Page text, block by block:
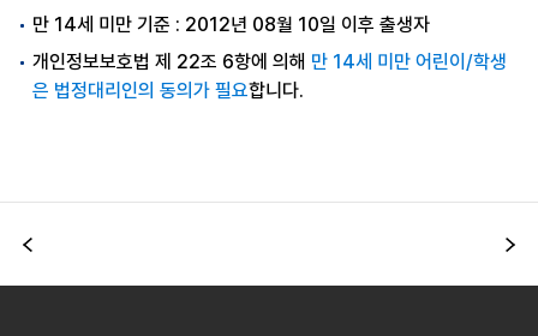
만 14세 미만 기준 : 2012년 08월 10일 이후 출생자
개인정보보호법 제 22조 6항에 의해 만 14세 미만 어린이/학생
은 법정대리인의 동의가 필요합니다.
이전